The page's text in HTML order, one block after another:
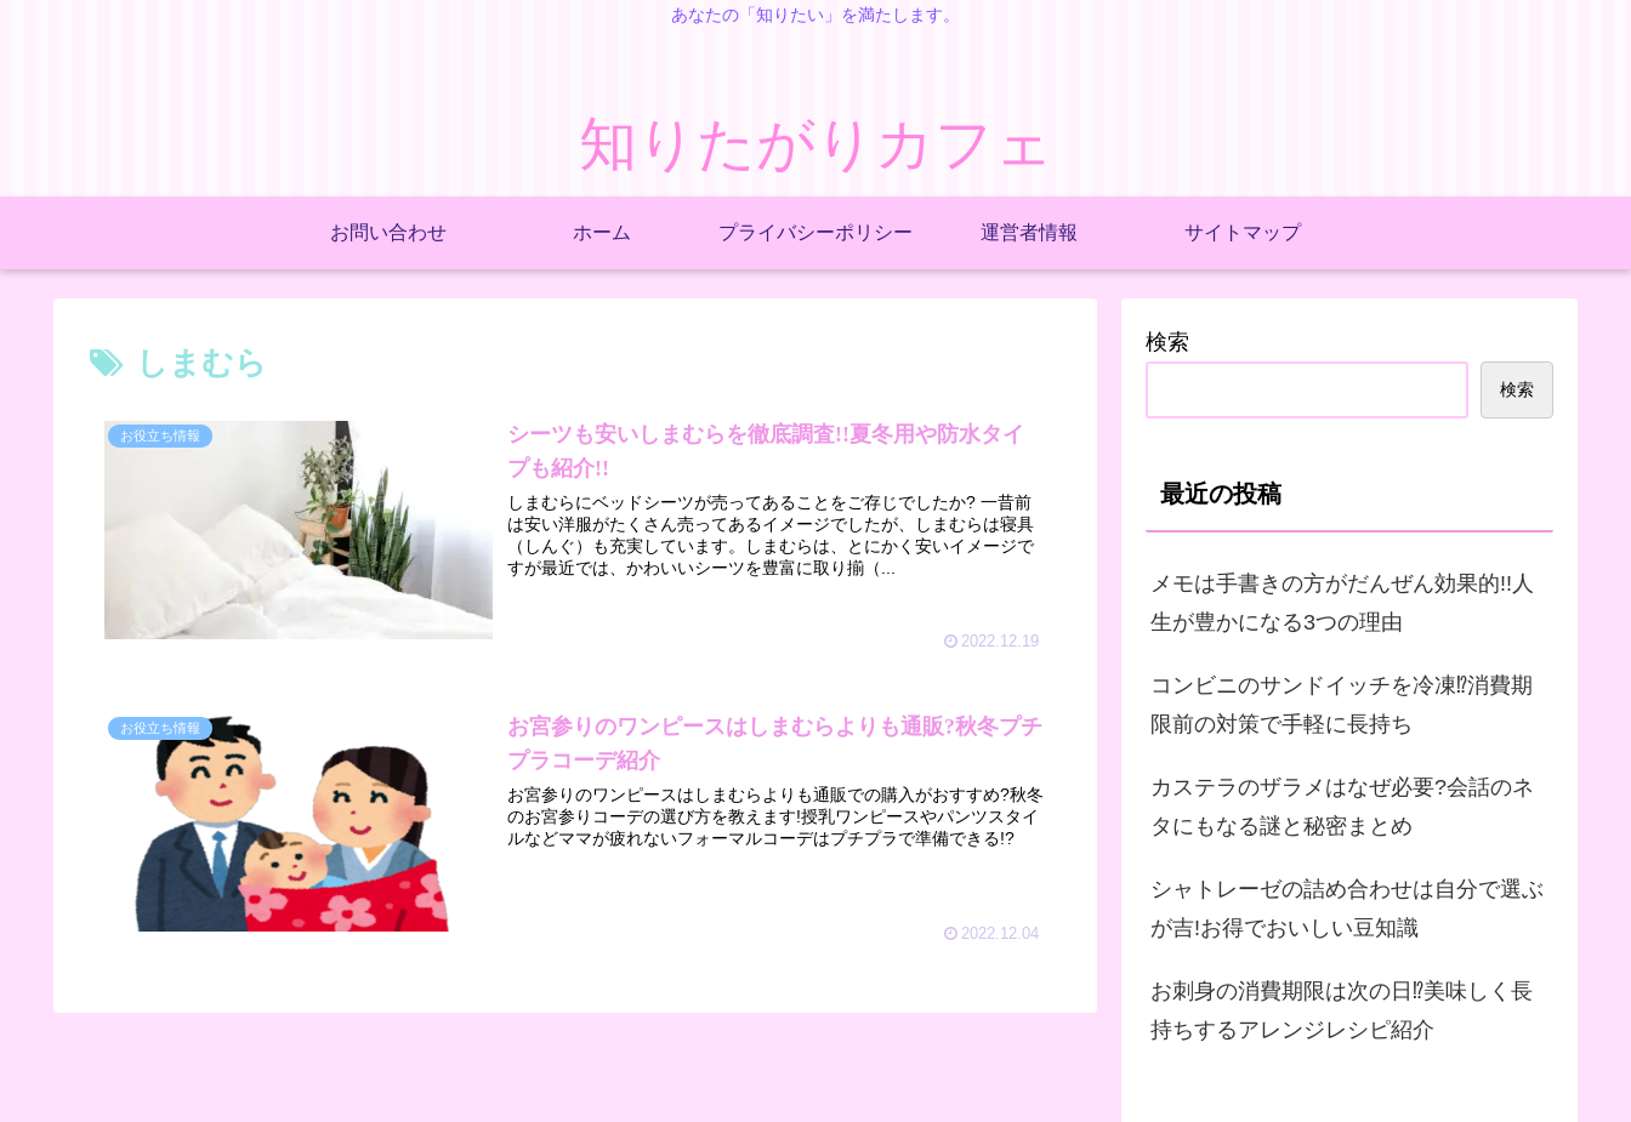
あなたの「知りたい」を満たします。
知りたがりカフェ
お問い合わせ ホーム プライバシーポリシー 運営者情報 サイトマップ
しまむら
お役立ち情報
シーツも安いしまむらを徹底調査!!夏冬用や防水タイ
プも紹介!!
しまむらにベッドシーツが売ってあることをご存じでしたか? 一昔前
は安い洋服がたくさん売ってあるイメージでしたが、しまむらは寝具
（しんぐ）も充実しています。しまむらは、とにかく安いイメージで
すが最近では、かわいいシーツを豊富に取り揃（...
2022.12.19
お役立ち情報
お宮参りのワンピースはしまむらよりも通販?秋冬プチ
プラコーデ紹介
お宮参りのワンピースはしまむらよりも通販での購入がおすすめ?秋冬
のお宮参りコーデの選び方を教えます!授乳ワンピースやパンツスタイ
ルなどママが疲れないフォーマルコーデはプチプラで準備できる!?
2022.12.04
検索
検索
最近の投稿
メモは手書きの方がだんぜん効果的!!人
生が豊かになる3つの理由
コンビニのサンドイッチを冷凍⁉︎消費期
限前の対策で手軽に長持ち
カステラのザラメはなぜ必要?会話のネ
タにもなる謎と秘密まとめ
シャトレーゼの詰め合わせは自分で選ぶ
が吉!お得でおいしい豆知識
お刺身の消費期限は次の日⁉︎美味しく長
持ちするアレンジレシピ紹介